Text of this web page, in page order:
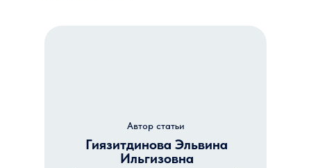
Автор статьи
Гиязитдинова Эльвина
Ильгизовна